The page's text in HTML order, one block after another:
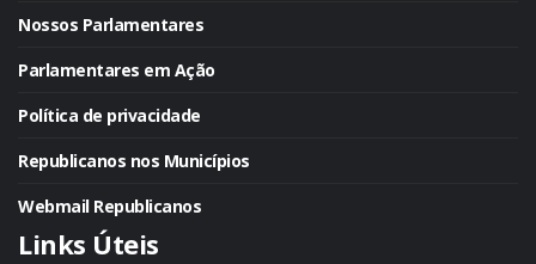
Nossos Parlamentares
Parlamentares em Ação
Política de privacidade
Republicanos nos Municípios
Webmail Republicanos
Links Úteis